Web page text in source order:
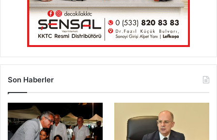
Son Haberler